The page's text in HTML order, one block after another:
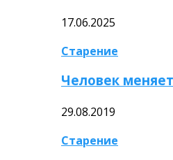
17.06.2025
Старение
Человек
29.08.2019
Старение